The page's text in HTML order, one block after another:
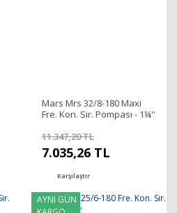
Mars Mrs 32/8-180 Maxi
Fre. Kon. Sir. Pompası - 1¼''
11.347,20 TL
7.035,26 TL
Karşılaştır
AYNI GÜN